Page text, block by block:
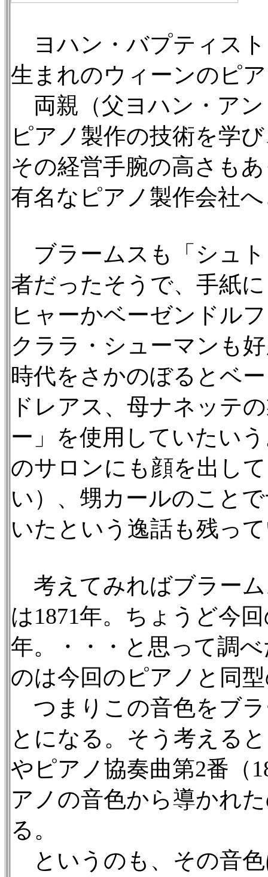
ヨハン・バプティスト
生まれのウィーンのピ
両親（父ヨハン・ア
ピアノ製作の技術を学
その経営手腕の高さも
有名なピアノ製作会社
ブラームスも「シュ
者だったそうで、手紙
ヒャーかベーゼンドル
クララ・シューマンも
時代をさかのぼるとベ
ドレアス、母ナネッテ
ー」を使用していたい
のサロンにも顔を出し
い）、甥カールのこと
いたという逸話も残っ
考えてみればブラー
は1871年。ちょうど今
年。・・・と思って調
のは今回のピアノと同
つまりこの音色をブ
とになる。そう考える
やピアノ協奏曲第2番（
アノの音色から導かれ
る。
というのも、その音